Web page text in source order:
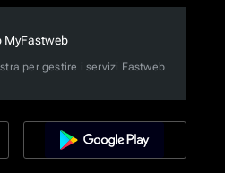
MyFastweb
per gestire i servizi Fastweb